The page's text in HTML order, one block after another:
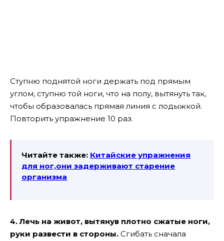
Ступню поднятой ноги держать под прямым
углом, ступню той ноги, что на полу, вытянуть так,
чтобы образовалась прямая линия с лодыжкой.
Повторить упражнение 10 раз.
Читайте также: Китайские упражнения
для ног,они задерживают старение
организма
4. Лечь на живот, вытянув плотно сжатые ноги,
руки развести в стороны. Сгибать сначала